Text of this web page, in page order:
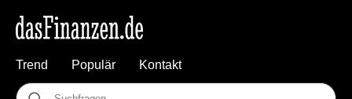
Trend Populär Kontakt